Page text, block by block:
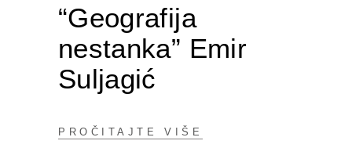
“Geografija
nestanka” Emir
Suljagić
PROČITAJTE VIŠE